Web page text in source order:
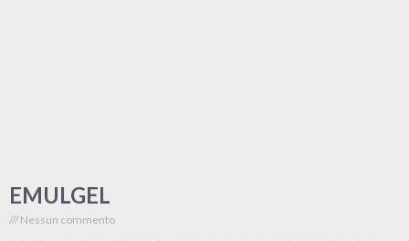
EMULGEL
Nessun commento